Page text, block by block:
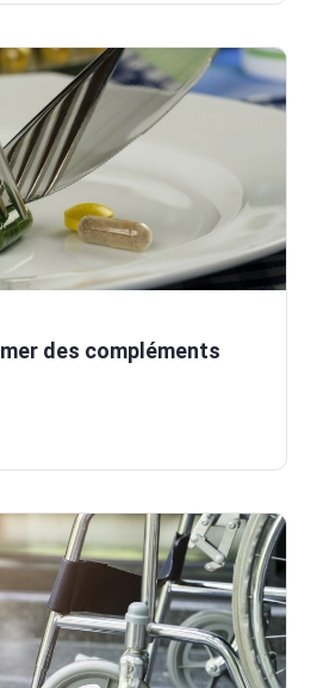
des compléments